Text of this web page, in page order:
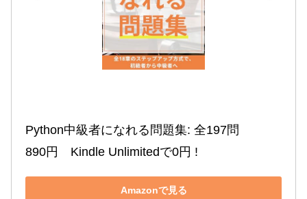
Python中級者になれる問題集: 全197問
890円　Kindle Unlimitedで0円 !
Amazonで見る